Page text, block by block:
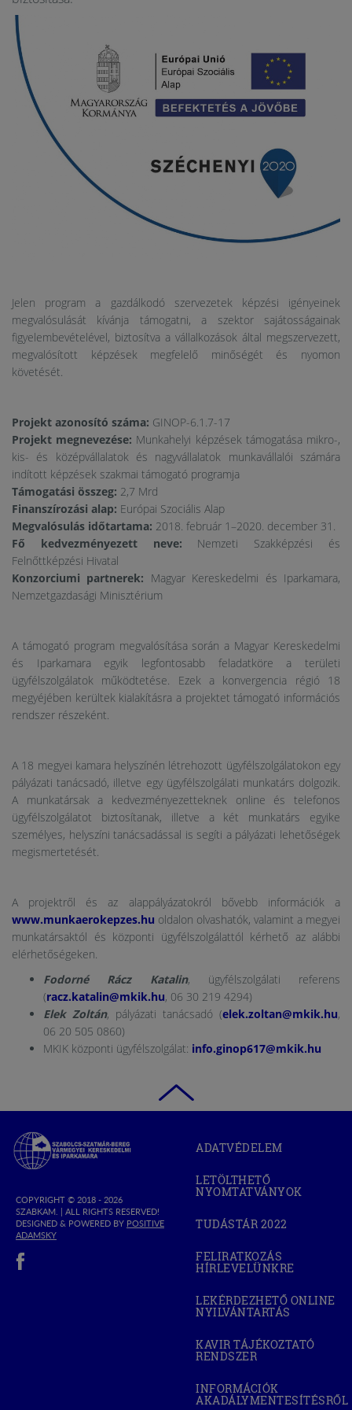
Jelen program a gazdálkodó szervezetek képzési igényeinek
megvalósulását kívánja támogatni, a szektor sajátosságainak
figyelembevételével, biztosítva a vállalkozások által megszervezett,
megvalósított képzések megfelelő minőségét és nyomon
követését.
Projekt azonosító száma: GINOP-6.1.7-17
Projekt megnevezése: Munkahelyi képzések támogatása mikro-,
kis- és középvállalatok és nagyvállalatok munkavállalói számára
indított képzések szakmai támogató programja
Támogatási összeg: 2,7 Mrd
Finanszírozási alap: Európai Szociális Alap
Megvalósulás időtartama: 2018. február 1–2020. december 31.
Fő kedvezményezett neve: Nemzeti Szakképzési és
Felnőttképzési Hivatal
Konzorciumi partnerek: Magyar Kereskedelmi és Iparkamara,
Nemzetgazdasági Minisztérium
A támogató program megvalósítása során a Magyar Kereskedelmi
és Iparkamara egyik legfontosabb feladatköre a területi
ügyfélszolgálatok működtetése. Ezek a konvergencia régió 18
megyéjében kerültek kialakításra a projektet támogató információs
rendszer részeként.
A 18 megyei kamara helyszínén létrehozott ügyfélszolgálatokon egy
pályázati tanácsadó, illetve egy ügyfélszolgálati munkatárs dolgozik.
A munkatársak a kedvezményezetteknek online és telefonos
ügyfélszolgálatot biztosítanak, illetve a két munkatárs egyike
személyes, helyszíni tanácsadással is segíti a pályázati lehetőségek
megismertetését.
A projektről és az alappályázatokról bővebb információk a
www.munkaerokepzes.hu oldalon olvashatók, valamint a megyei
munkatársaktól és központi ügyfélszolgálattól kérhető az alábbi
elérhetőségeken.
Fodorné Rácz Katalin, ügyfélszolgálati referens
(racz.katalin@mkik.hu, 06 30 219 4294)
Elek Zoltán, pályázati tanácsadó (elek.zoltan@mkik.hu,
06 20 505 0860)
MKIK központi ügyfélszolgálat: info.ginop617@mkik.hu
Szabolcs-
Szatmár-
Bereg
Kereskedelmi
és
Iparkamara
COPYRIGHT © 2018 - 2026
SZABKAM. | ALL RIGHTS RESERVED!
DESIGNED & POWERED BY POSITIVE
ADAMSKY(OPEN
ADATVÉDELEM
LETÖLTHETŐ
NYOMTATVÁNYOK
TUDÁSTÁR 2022
WINDOW)
FELIRATKOZÁS
HÍRLEVELÜNKRE
LEKÉRDEZHETŐ ONLINE
NYILVÁNTARTÁS
NEW
WINDOW)
KAVIR TÁJÉKOZTATÓ
RENDSZER(OPEN
NEW
WINDOW)
INFORMÁCIÓK
AKADÁLYMENTESÍTÉSRŐL